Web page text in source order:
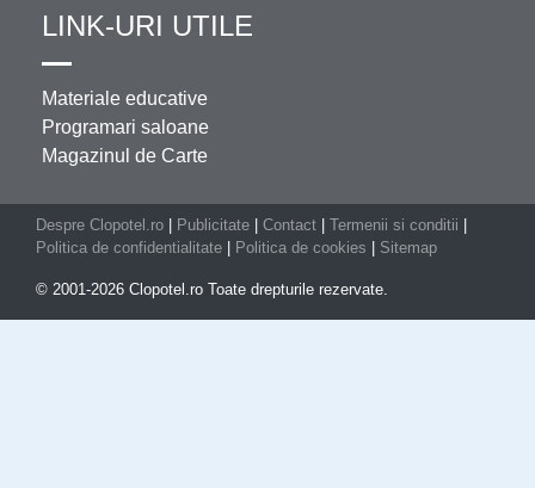
LINK-URI UTILE
Materiale educative
Programari saloane
Magazinul de Carte
Despre Clopotel.ro Publicitate Contact Termenii si conditii
Politica de confidentialitate
Politica de cookies Sitemap
© 2001-2026 Clopotel.ro Toate drepturile rezervate.